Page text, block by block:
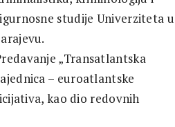
studije Univerziteta u
„Transatlantska
– euroatlantske
kao dio redovnih